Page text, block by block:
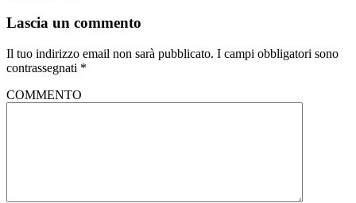
Lascia un commento
Il tuo indirizzo email non sarà pubblicato. I campi obbligatori sono
contrassegnati *
COMMENTO